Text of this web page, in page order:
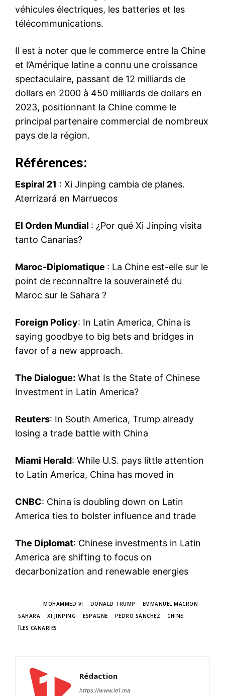
véhicules électriques, les batteries et les
télécommunications.
Il est à noter que le commerce entre la Chine
et l’Amérique latine a connu une croissance
spectaculaire, passant de 12 milliards de
dollars en 2000 à 450 milliards de dollars en
2023, positionnant la Chine comme le
principal partenaire commercial de nombreux
pays de la région.
Références:
Espiral 21 : Xi Jinping cambia de planes.
Aterrizará en Marruecos
El Orden Mundial : ¿Por qué Xi Jinping visita
tanto Canarias?
Maroc-Diplomatique : La Chine est-elle sur le
point de reconnaître la souveraineté du
Maroc sur le Sahara ?
Foreign Policy: In Latin America, China is
saying goodbye to big bets and bridges in
favor of a new approach.
The Dialogue: What Is the State of Chinese
Investment in Latin America?
Reuters: In South America, Trump already
losing a trade battle with China
Miami Herald: While U.S. pays little attention
to Latin America, China has moved in
CNBC: China is doubling down on Latin
America ties to bolster influence and trade
The Diplomat: Chinese investments in Latin
America are shifting to focus on
decarbonization and renewable energies
MOHAMMED VI DONALD TRUMP
EMMANUEL MACRON
SAHARA
XI JINPING ESPAGNE PEDRO SÁNCHEZ
CHINE
ÎLES CANARIES
Rédaction
https://www.le1.ma